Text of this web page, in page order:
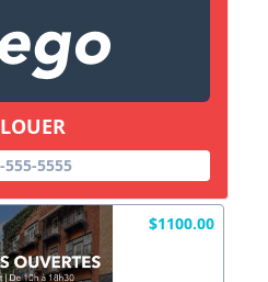
555-5555
$1100.00
X Fermer Envoyez